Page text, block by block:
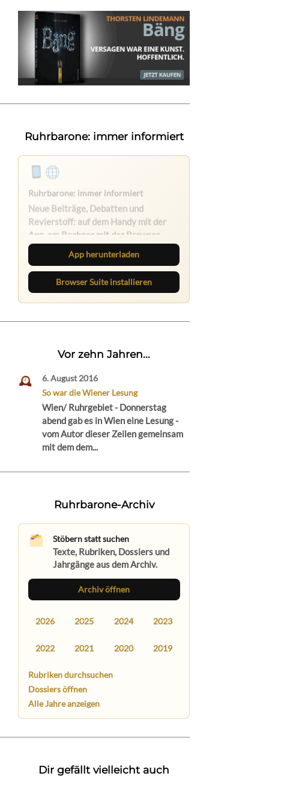
Ruhrbarone: immer informiert
Lies unterwegs weiter, speichere
Beiträge und behalte neue Texte
direkt im Browser im Blick.
App herunterladen
Browser Suite installieren
Vor zehn Jahren...
6. August 2016
So war die Wiener Lesung
Wien/ Ruhrgebiet - Donnerstag
abend gab es in Wien eine Lesung -
vom Autor dieser Zeilen gemeinsam
mit dem dem...
Ruhrbarone-Archiv
Stöbern statt suchen
Texte, Rubriken, Dossiers und
Jahrgänge aus dem Archiv.
Archiv öffnen
2026 2025 2024 2023
2022 2021 2020 2019
Rubriken durchsuchen
Dossiers öffnen
Alle Jahre anzeigen
Dir gefällt vielleicht auch